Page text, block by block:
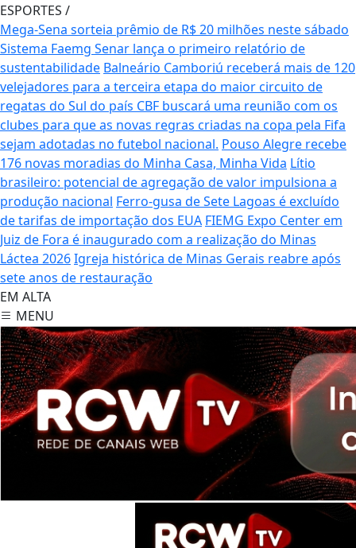
ESPORTES /
Mega-Sena sorteia prêmio de R$ 20 milhões neste sábado
Sistema Faemg Senar lança o primeiro relatório de
sustentabilidade Balneário Camboriú receberá mais de 120
velejadores para a terceira etapa do maior circuito de
regatas do Sul do país CBF buscará uma reunião com os
clubes para que as novas regras criadas na copa pela Fifa
sejam adotadas no futebol nacional. Pouso Alegre recebe
176 novas moradias do Minha Casa, Minha Vida Lítio
brasileiro: potencial de agregação de valor impulsiona a
produção nacional Ferro-gusa de Sete Lagoas é excluído
de tarifas de importação dos EUA FIEMG Expo Center em
Juiz de Fora é inaugurado com a realização do Minas
Láctea 2026Igreja histórica de Minas Gerais reabre após
sete anos de restauração
EM ALTA
MENU